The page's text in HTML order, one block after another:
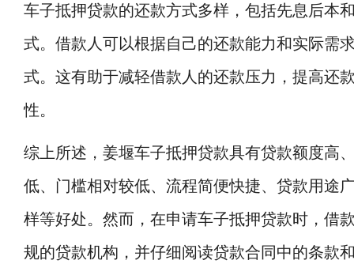
车子抵押贷款的还款方式多样，包括先息后本
式。借款人可以根据自己的还款能力和实际需
式。这有助于减轻借款人的还款压力，提高还
性。
综上所述，姜堰车子抵押贷款具有贷款额度高
低、门槛相对较低、流程简便快捷、贷款用途
样等好处。然而，在申请车子抵押贷款时，借
规的贷款机构，并仔细阅读贷款合同中的条款